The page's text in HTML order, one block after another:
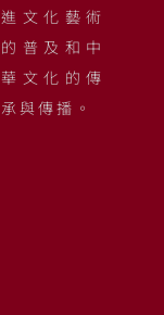
進文化藝術
的普及和中
華文化的傳
承與傳播。